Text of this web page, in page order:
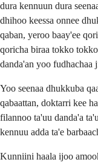
dura kennuun dura
dhihoo keessa onnee
qaban, yeroo baay'ee
qoricha biraa tokko
danda'an yoo fudhachaa
Yoo seenaa dhukkuba
qabaattan, doktarri kee
filannoo ta'uu danda'a
kennuu adda ta'e
Kunniini haala ijoo